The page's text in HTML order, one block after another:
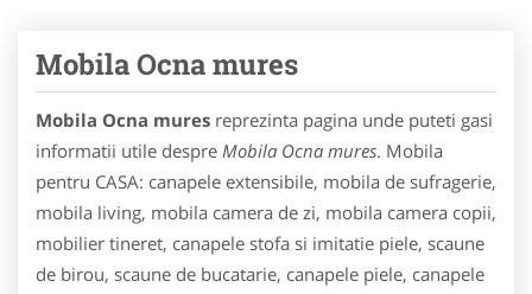
Mobila Ocna mures
Mobila Ocna mures reprezinta pagina unde puteti gasi
informatii utile despre Mobila Ocna mures. Mobila
pentru CASA: canapele extensibile, mobila de sufragerie,
mobila living, mobila camera de zi, mobila camera copii,
mobilier tineret, canapele stofa si imitatie piele, scaune
de birou, scaune de bucatarie, canapele piele, canapele